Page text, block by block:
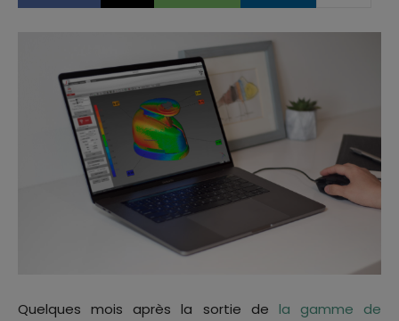
Quelques mois après la sortie de la gamme de